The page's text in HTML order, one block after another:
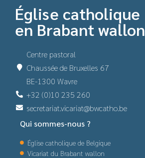
Église catholique
en Brabant wallon
Centre pastoral
Chaussée de Bruxelles 67
BE-1300 Wavre
+32 (0)10 235 260
secretariat.vicariat@bwcatho.be
Qui sommes-nous ?
Église catholique de Belgique
Vicariat du Brabant wallon